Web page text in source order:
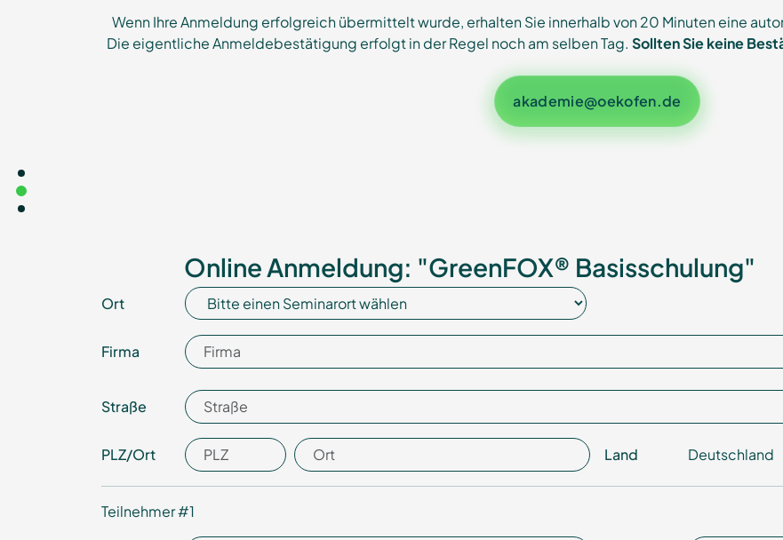
Wenn Ihre Anmeldung erfolgreich übermittelt wurde, erhalten Sie innerhalb von 20 Minuten eine
Die eigentliche Anmeldebestätigung erfolgt in der Regel noch am selben Tag. Sollten Sie keine
akademie@oekofen.de
Online Anmeldung: "GreenFOX® Basisschulung"
Ort
Firma
Straße
PLZ/­Ort Land Deutschland
Teilnehmer #1